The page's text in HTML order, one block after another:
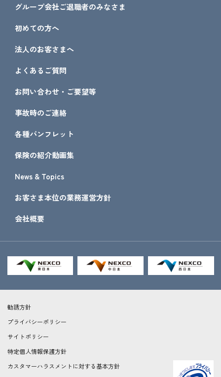
グループ会社ご退職者のみなさま
初めての方へ
法人のお客さまへ
よくあるご質問
お問い合わせ・ご要望等
事故時のご連絡
各種パンフレット
保険の紹介動画集
News & Topics
お客さま本位の業務運営方針
会社概要
勧誘方針
プライバシーポリシー
サイトポリシー
特定個人情報保護方針
カスタマーハラスメントに対する基本方針